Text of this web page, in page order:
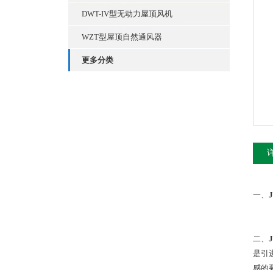
DWT-IV型无动力屋顶风机
WZT型屋顶自然通风器
更多分类
一、
二、
是引
感的